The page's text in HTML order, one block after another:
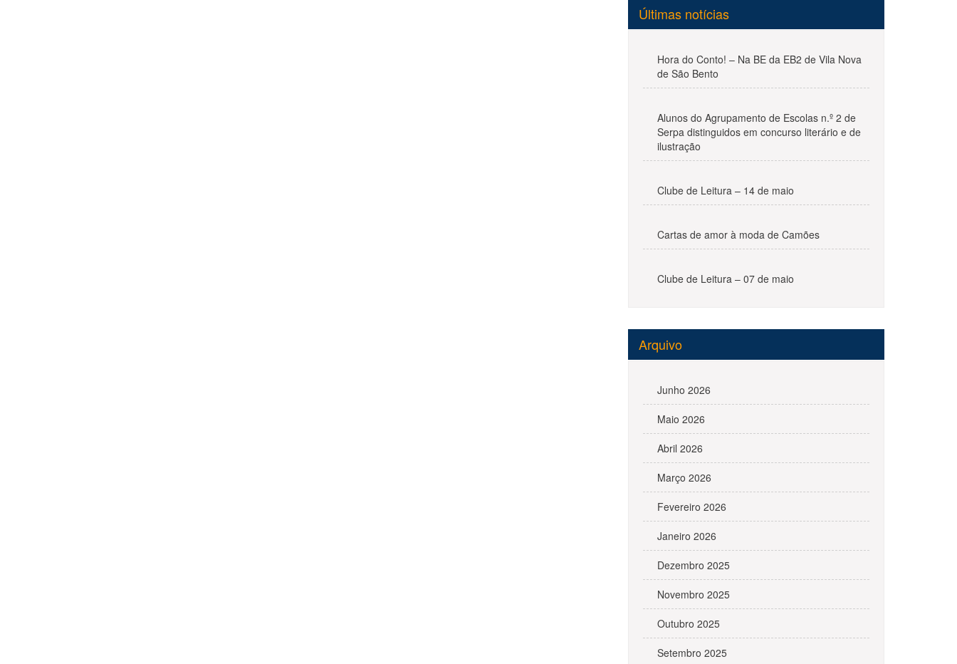
Últimas notícias
Hora do Conto! – Na BE da EB2 de Vila Nova
de São Bento
Alunos do Agrupamento de Escolas n.º 2 de
Serpa distinguidos em concurso literário e de
ilustração
Clube de Leitura – 14 de maio
Cartas de amor à moda de Camões
Clube de Leitura – 07 de maio
Arquivo
Junho 2026
Maio 2026
Abril 2026
Março 2026
Fevereiro 2026
Janeiro 2026
Dezembro 2025
Novembro 2025
Outubro 2025
Setembro 2025